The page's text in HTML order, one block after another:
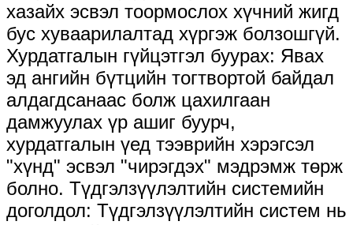
хазайх эсвэл тоормослох хүчний жигд
бус хуваарилалтад хүргэж болзошгүй.
Хурдатгалын гүйцэтгэл буурах: Явах
эд ангийн бүтцийн тогтвортой байдал
алдагдсанаас болж цахилгаан
дамжуулах үр ашиг буурч,
хурдатгалын үед тээврийн хэрэгсэл
"хүнд" эсвэл "чирэгдэх" мэдрэмж төрж
болно. Түдгэлзүүлэлтийн системийн
доголдол: Түдгэлзүүлэлтийн систем нь